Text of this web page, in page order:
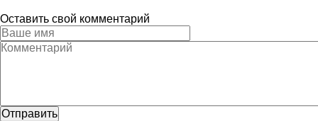
Оставить свой комментарий